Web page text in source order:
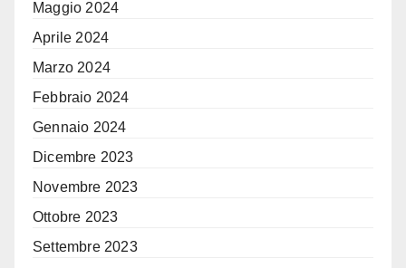
Maggio 2024
Aprile 2024
Marzo 2024
Febbraio 2024
Gennaio 2024
Dicembre 2023
Novembre 2023
Ottobre 2023
Settembre 2023